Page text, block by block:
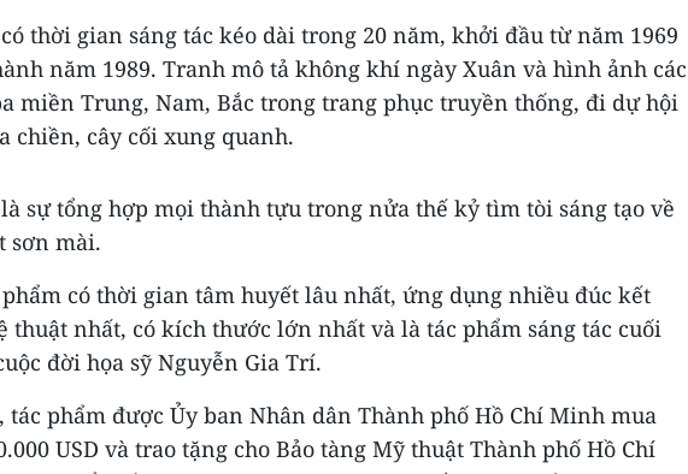
thời gian sáng tác kéo dài trong 20 năm, khởi đầu từ năm 1969
năm 1989. Tranh mô tả không khí ngày Xuân và hình ảnh các
miền Trung, Nam, Bắc trong trang phục truyền thống, đi dự hội
chiền, cây cối xung quanh.
sự tổng hợp mọi thành tựu trong nửa thế kỷ tìm tòi sáng tạo về
sơn mài.
có thời gian tâm huyết lâu nhất, ứng dụng nhiều đúc kết
thuật nhất, có kích thước lớn nhất và là tác phẩm sáng tác cuối
đời họa sỹ Nguyễn Gia Trí.
tác phẩm được Ủy ban Nhân dân Thành phố Hồ Chí Minh mua
USD và trao tặng cho Bảo tàng Mỹ thuật Thành phố Hồ Chí